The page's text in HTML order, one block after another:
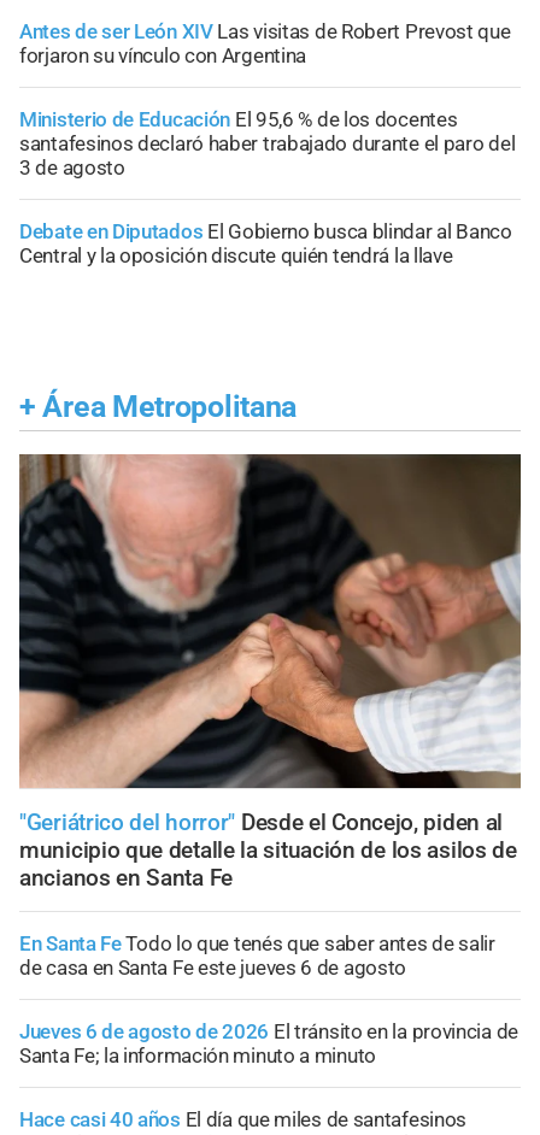
Antes de ser León XIV Las visitas de Robert Prevost que
forjaron su vínculo con Argentina
Ministerio de Educación El 95,6 % de los docentes
santafesinos declaró haber trabajado durante el paro del
3 de agosto
Debate en Diputados El Gobierno busca blindar al Banco
Central y la oposición discute quién tendrá la llave
+ Área Metropolitana
"Geriátrico del horror" Desde el Concejo, piden al
municipio que detalle la situación de los asilos de
ancianos en Santa Fe
En Santa FeTodo lo que tenés que saber antes de salir
de casa en Santa Fe este jueves 6 de agosto
Jueves 6 de agosto de 2026 El tránsito en la provincia de
Santa Fe; la información minuto a minuto
Hace casi 40 años El día que miles de santafesinos